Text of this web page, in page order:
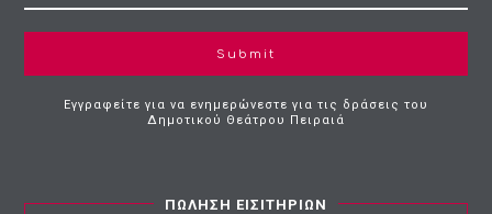
Submit
Εγγραφείτε για να ενημερώνεστε για τις δράσεις του
Δημοτικού Θεάτρου Πειραιά
ΠΩΛΗΣΗ ΕΙΣΙΤΗΡΙΩΝ